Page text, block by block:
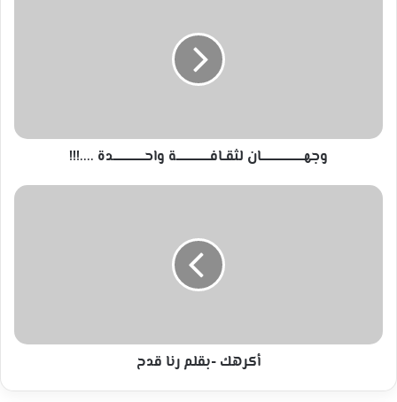
وجهــــــــــــــــــــــــان لثقــافـــــــــــــــــــة واحــــــــــــــــــدة ....!!!
أكرهك
أكرهك -بقلم رنا قدح